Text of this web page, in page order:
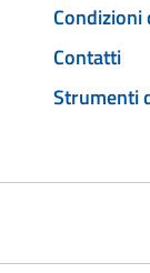
Condizioni
Contatti
Strumenti